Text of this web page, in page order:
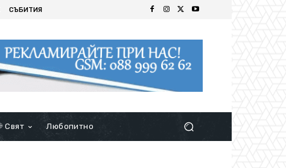
СЪБИТИЯ
Свят Любопитно